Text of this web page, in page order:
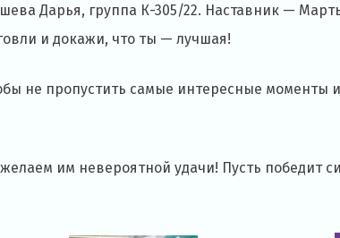
Дарья, группа К-305/22. Наставник —
и докажи, что ты — лучшая!
не пропустить самые интересные моменты
им невероятной удачи! Пусть победит